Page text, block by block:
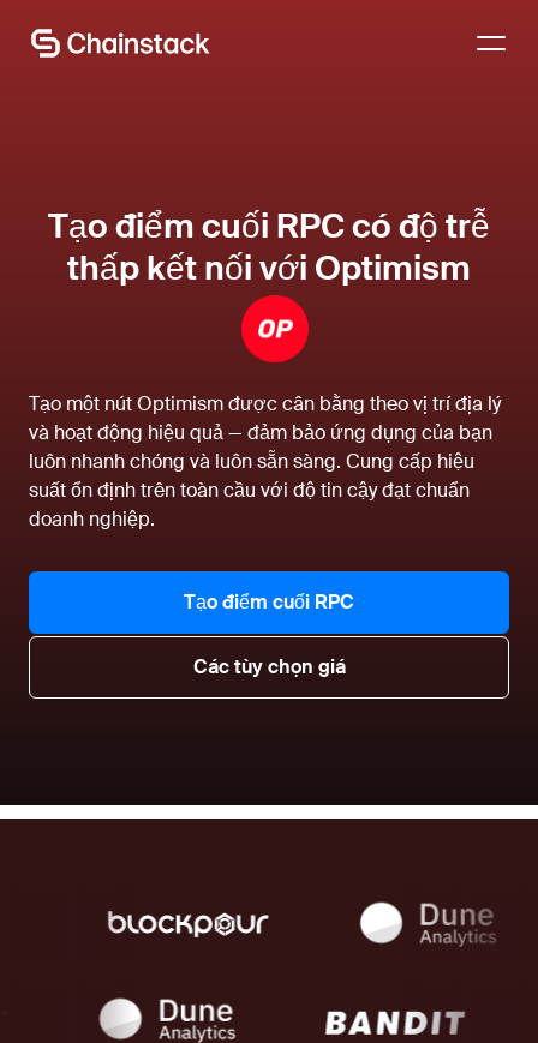
Hãy trao đổi với chuyên gia
Tạo điểm cuối RPC có độ trễ
thấp kết nối với Optimism
Tạo một nút Optimism được cân bằng theo vị trí địa lý
và hoạt động hiệu quả — đảm bảo ứng dụng của bạn
luôn nhanh chóng và luôn sẵn sàng. Cung cấp hiệu
suất ổn định trên toàn cầu với độ tin cậy đạt chuẩn
doanh nghiệp.
Tạo điểm cuối RPC
Các tùy chọn giá